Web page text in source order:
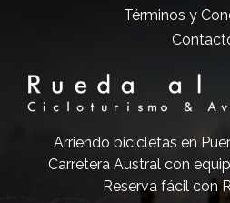
Términos y
Arriendo bicicletas en
Carretera Austral con
Reserva fácil con